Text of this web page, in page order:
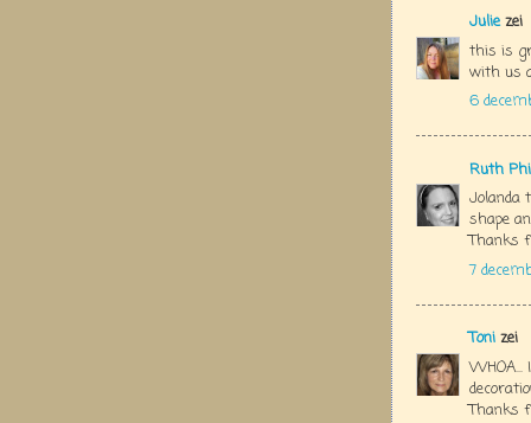
Juliezei
this is
with us
6
Ruth
Jolanda
shape
Thanks
7
Toni zei
Thanks